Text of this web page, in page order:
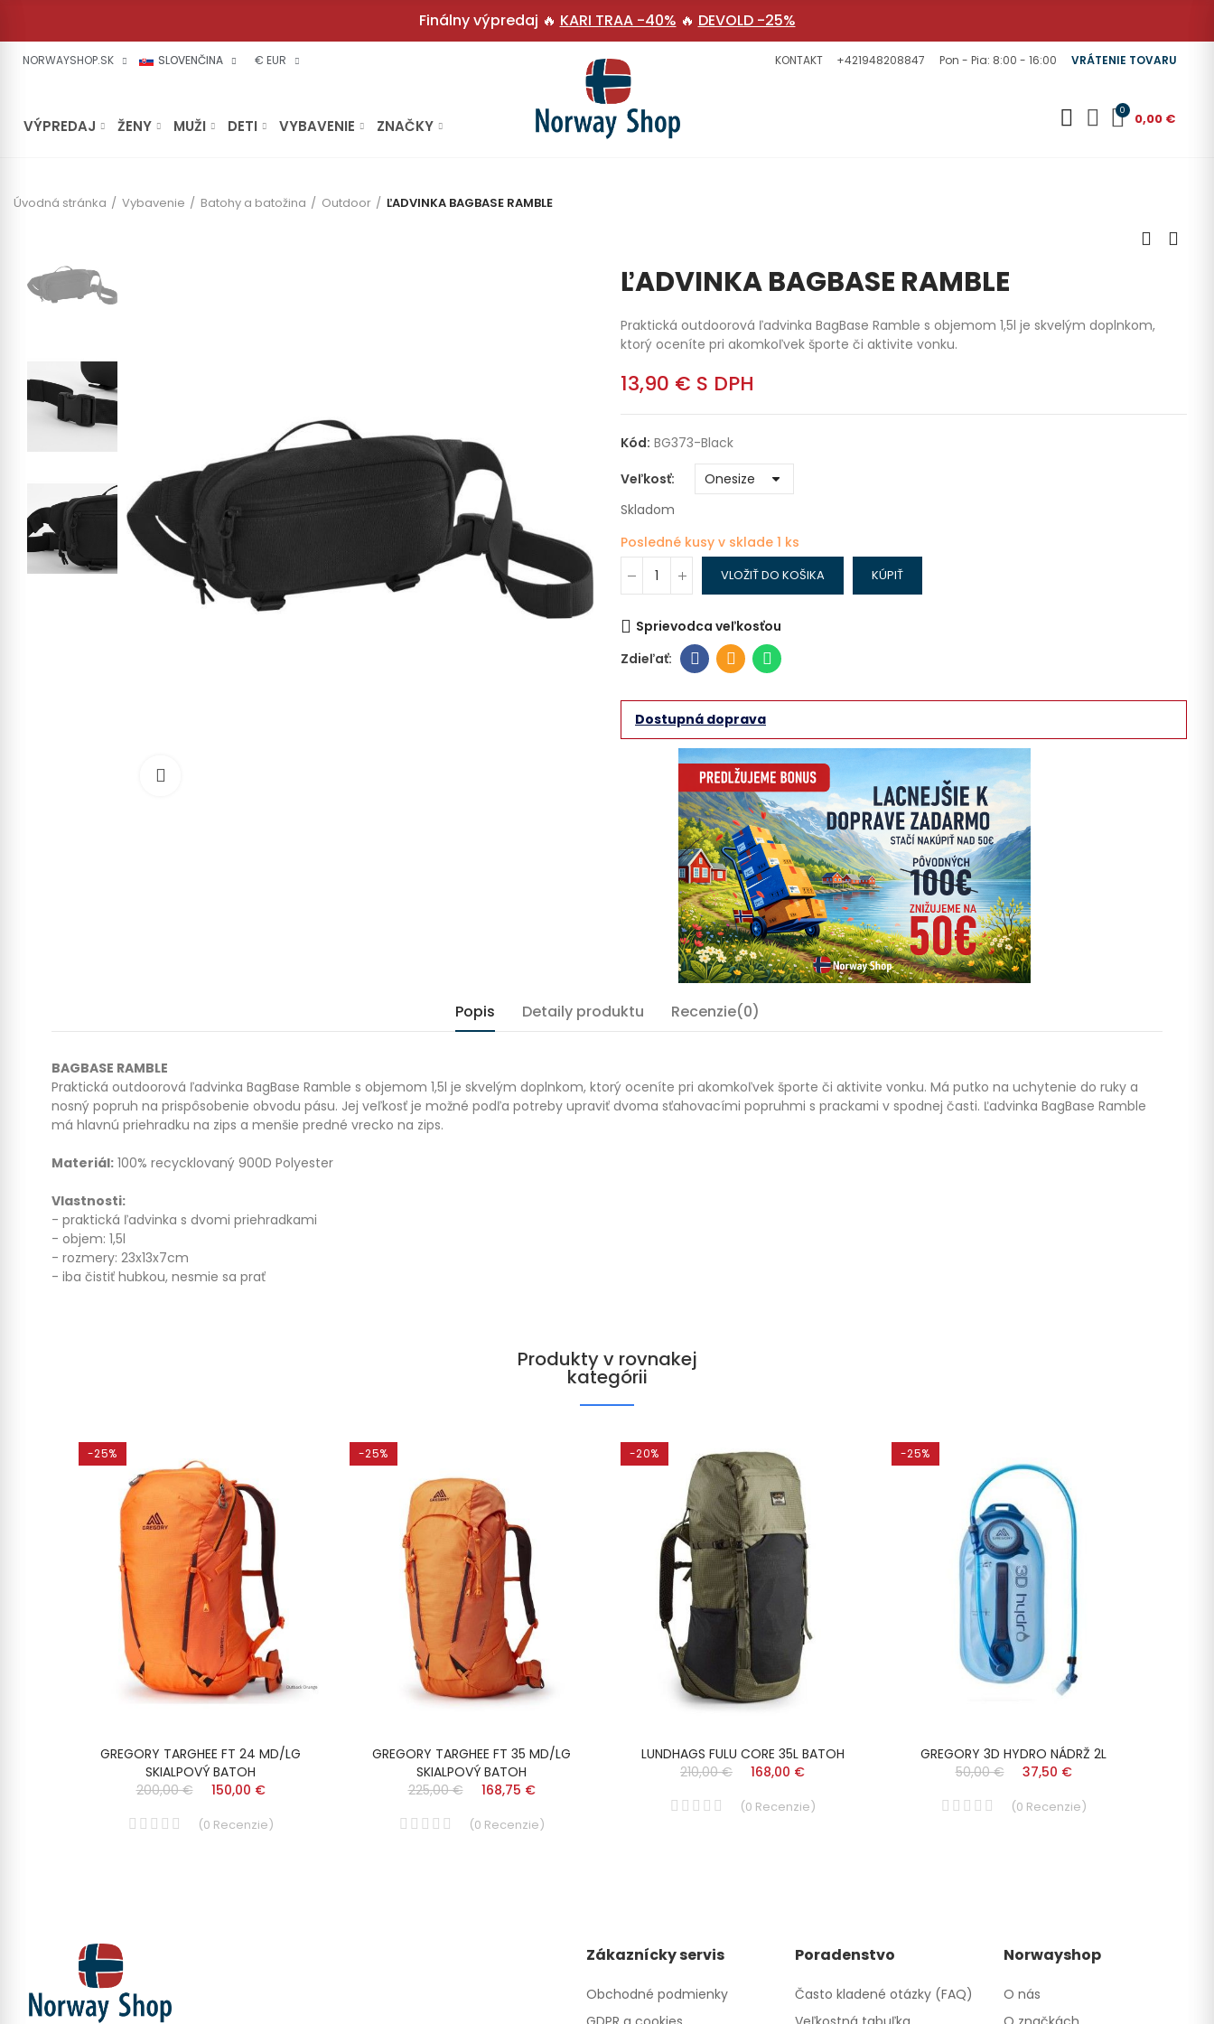
Finálny výpredaj 🔥 KARI TRAA -40% 🔥 DEVOLD -25%
NORWAYSHOP.SK SLOVENČINA € EUR KONTAKT +421948208847 Pon - Pia: 8:00 - 16:00 VRÁTENIE TOVARU
VÝPREDAJ ŽENY MUŽI DETI VYBAVENIE ZNAČKY
0 0,00 €
Úvodná stránka Vybavenie Batohy a batožina Outdoor ĽADVINKA BAGBASE RAMBLE
ĽADVINKA BAGBASE RAMBLE
Praktická outdoorová ľadvinka BagBase Ramble s objemom 1,5l je skvelým doplnkom,
ktorý oceníte pri akomkoľvek športe či aktivite vonku.
13,90 € S DPH
Kód: BG373-Black
Veľkosť
Skladom
Posledné kusy v sklade 1 ks
VLOŽIŤ DO KOŠIKA KÚPIŤ
Sprievodca veľkosťou
Dostupná doprava
Popis Detaily produktu Recenzie(0)
BAGBASE RAMBLE
Praktická outdoorová ľadvinka BagBase Ramble s objemom 1,5l je skvelým doplnkom, ktorý oceníte pri akomkoľvek športe či aktivite vonku. Má putko na uchytenie do ruky a
nosný popruh na prispôsobenie obvodu pásu. Jej veľkosť je možné podľa potreby upraviť dvoma sťahovacími popruhmi s prackami v spodnej časti. Ľadvinka BagBase Ramble
má hlavnú priehradku na zips a menšie predné vrecko na zips.
Materiál: 100% recycklovaný 900D Polyester
Vlastnosti:
- praktická ľadvinka s dvomi priehradkami
- objem: 1,5l
- rozmery: 23x13x7cm
- iba čistiť hubkou, nesmie sa prať
Produkty v rovnakej
kategórii
-25%
GREGORY TARGHEE FT 24 MD/LG
SKIALPOVÝ BATOH
200,00 €
150,00 €
(0 Recenzie)
-25%
GREGORY TARGHEE FT 35 MD/LG
SKIALPOVÝ BATOH
225,00 €
168,75 €
(0 Recenzie)
-20%
LUNDHAGS FULU CORE 35L BATOH
210,00 €
168,00 €
(0 Recenzie)
-25%
GREGORY 3D HYDRO NÁDRŽ 2L
50,00 €
37,50 €
(0 Recenzie)
Zákaznícky servis
Obchodné podmienky
Poradenstvo
Často kladené otázky (FAQ)
Norwayshop
O nás